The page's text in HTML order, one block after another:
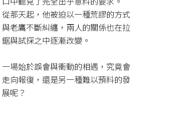
從那天起，他被迫以一種荒謬的方式
與老鷹不斷糾纏，兩人的關係也在拉
鋸與試探之中逐漸改變。
一場始於誤會與衝動的相遇，究竟會
走向報復，還是另一種難以預料的發
展呢？